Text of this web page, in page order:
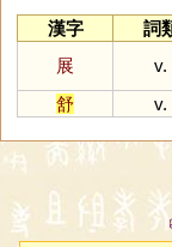
漢字
詞
展
v.
舒
v.